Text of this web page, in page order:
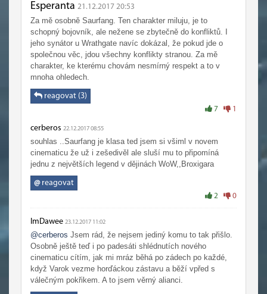
Esperanta 21.12.2017 20:53
Za mě osobně Saurfang. Ten charakter miluju, je to
schopný bojovník, ale nežene se zbytečně do konfliktů. I
jeho synátor u Wrathgate navíc dokázal, že pokud jde o
společnou věc, jdou všechny konflikty stranou. Za mě
charakter, ke kterému chovám nesmírný respekt a to v
mnoha ohledech.
reagovat (3)
7 1
cerberos 22.12.2017 08:55
souhlas ..Saurfang je klasa ted jsem si všiml v novem
cinematicu že už i zešedivěl ale sluší mu to připomíná
jednu z největších legend v dějinách WoW,,Broxigara
@reagovat
2 0
ImDawee 23.12.2017 11:02
@cerberos Jsem rád, že nejsem jediný komu to tak přišlo.
Osobně ještě teď i po padesáti shlédnutích nového
cinematicu cítím, jak mi mráz běhá po zádech po každé,
když Varok vezme horďáckou zástavu a běží vpřed s
válečným pokřikem. A to jsem věrný alianci.